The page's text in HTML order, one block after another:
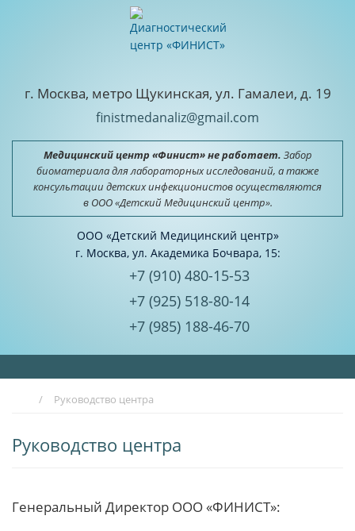
г. Москва, метро Щукинская, ул. Гамалеи, д. 19
finistmedanaliz@gmail.com
Медицинский центр «Финист» не работает. Забор
биоматериала для лабораторных исследований, а также
консультации детских инфекционистов осуществляются
в ООО «Детский Медицинский центр».
ООО «Детский Медицинский центр»
г. Москва, ул. Академика Бочвара, 15:
+7 (910) 480-15-53
+7 (925) 518-80-14
+7 (985) 188-46-70
/ Руководство центра
Руководство центра
Генеральный Директор ООО «ФИНИСТ»: